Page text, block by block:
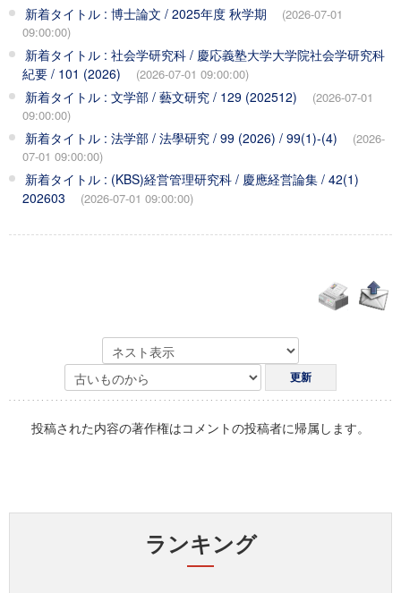
新着タイトル : 博士論文 / 2025年度 秋学期
(2026-07-01
09:00:00)
新着タイトル : 社会学研究科 / 慶応義塾大学大学院社会学研究科
紀要 / 101 (2026)
(2026-07-01 09:00:00)
新着タイトル : 文学部 / 藝文研究 / 129 (202512)
(2026-07-01
09:00:00)
新着タイトル : 法学部 / 法學研究 / 99 (2026) / 99(1)-(4)
(2026-
07-01 09:00:00)
新着タイトル : (KBS)経営管理研究科 / 慶應経営論集 / 42(1)
202603
(2026-07-01 09:00:00)
投稿された内容の著作権はコメントの投稿者に帰属します。
ランキング